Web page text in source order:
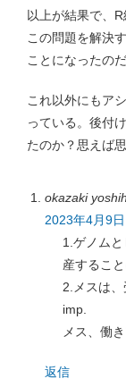
以上が結果で、
この問題を解決
ことになったのだ
これ以外にもア
っている。後付
たのか？思えば
okazaki
2023年4月9
1.ゲノム
産すること
2.メスは
imp.
メス、働
返信